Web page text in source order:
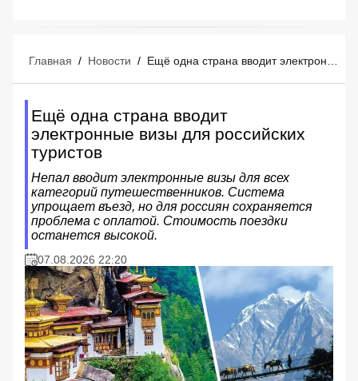
Главная / Новости /
Ещё одна страна вводит
электронные визы для российских
туристов
Непал вводит электронные визы для всех
категорий путешественников. Система
упрощает въезд, но для россиян сохраняется
проблема с оплатой. Стоимость поездки
останется высокой.
07.08.2026 22:20